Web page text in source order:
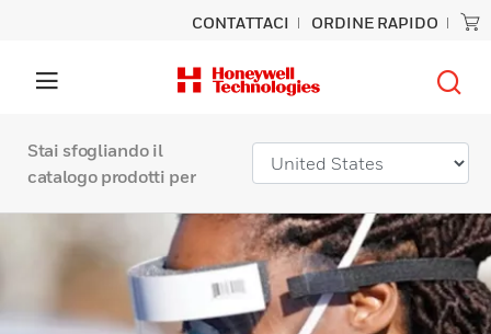
CONTATTACI ORDINE RAPIDO
Stai sfogliando il
catalogo prodotti per